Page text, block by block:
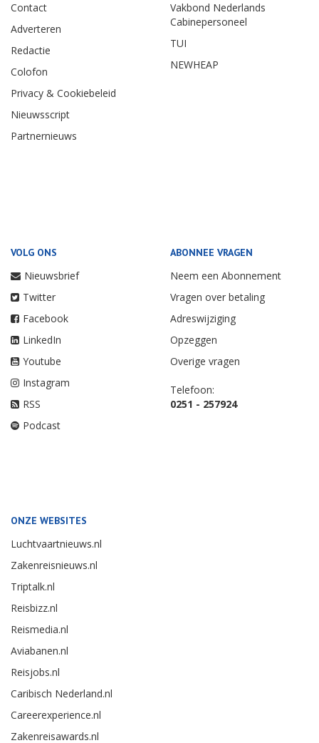
Contact
Adverteren
Redactie
Colofon
Privacy & Cookiebeleid
Nieuwsscript
Partnernieuws
Vakbond Nederlands
Cabinepersoneel
TUI
NEWHEAP
VOLG ONS
Nieuwsbrief
Twitter
Facebook
LinkedIn
Youtube
Instagram
RSS
Podcast
ABONNEE VRAGEN
Neem een Abonnement
Vragen over betaling
Adreswijziging
Opzeggen
Overige vragen
Telefoon:
0251 - 257924
ONZE WEBSITES
Luchtvaartnieuws.nl
Zakenreisnieuws.nl
Triptalk.nl
Reisbizz.nl
Reismedia.nl
Aviabanen.nl
Reisjobs.nl
Caribisch Nederland.nl
Careerexperience.nl
Zakenreisawards.nl